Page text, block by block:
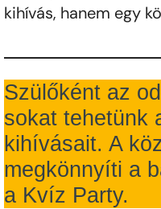
kihívás, hanem egy
Szülőként az
sokat tehetünk
kihívásait. A
megkönnyíti a
a Kvíz Party.